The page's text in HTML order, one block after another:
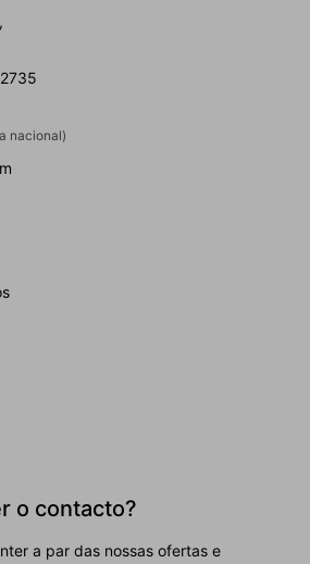
nacional)
o contacto?
a par das nossas ofertas e